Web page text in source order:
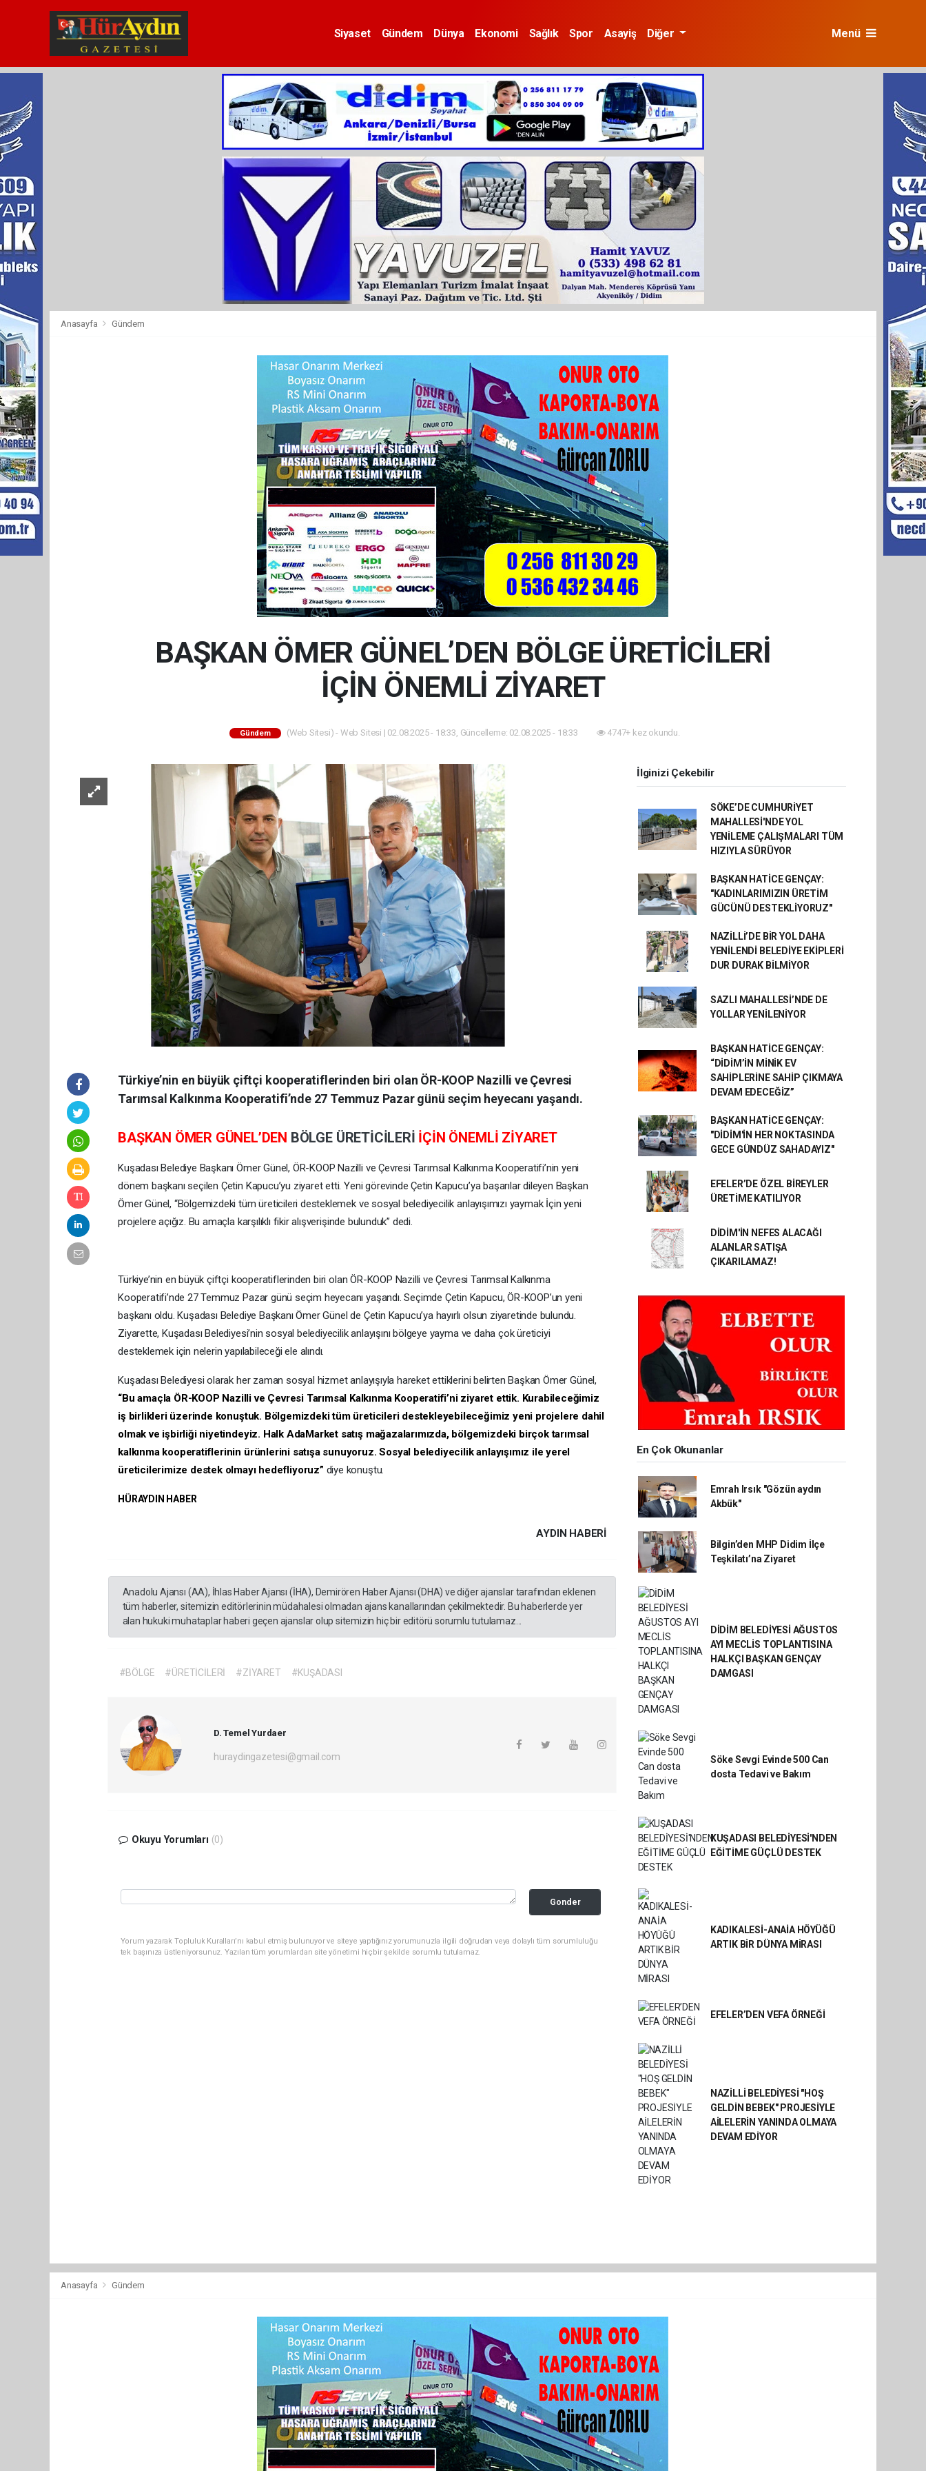
Siyaset Gündem Dünya Ekonomi Sağlık Spor Asayiş Diğer Menü
Anasayfa Gündem
BAŞKAN ÖMER GÜNEL’DEN BÖLGE ÜRETİCİLERİ
İÇİN ÖNEMLİ ZİYARET
Gündem (Web Sitesi) - Web Sitesi | 02.08.2025 - 18:33, Güncelleme: 02.08.2025 - 18:33 4747+ kez okundu.
Türkiye’nin en büyük çiftçi kooperatiflerinden biri olan ÖR-KOOP Nazilli ve Çevresi
Tarımsal Kalkınma Kooperatifi’nde 27 Temmuz Pazar günü seçim heyecanı yaşandı.
BAŞKAN ÖMER GÜNEL’DEN BÖLGE ÜRETİCİLERİ İÇİN ÖNEMLİ ZİYARET
Kuşadası Belediye Başkanı Ömer Günel, ÖR-KOOP Nazilli ve Çevresi Tarımsal Kalkınma Kooperatifi’nin yeni
dönem başkanı seçilen Çetin Kapucu’yu ziyaret etti. Yeni görevinde Çetin Kapucu’ya başarılar dileyen Başkan
Ömer Günel, “Bölgemizdeki tüm üreticileri desteklemek ve sosyal belediyecilik anlayışımızı yaymak İçin yeni
projelere açığız. Bu amaçla karşılıklı fikir alışverişinde bulunduk” dedi.
Türkiye’nin en büyük çiftçi kooperatiflerinden biri olan ÖR-KOOP Nazilli ve Çevresi Tarımsal Kalkınma
Kooperatifi’nde 27 Temmuz Pazar günü seçim heyecanı yaşandı. Seçimde Çetin Kapucu, ÖR-KOOP’un yeni
başkanı oldu. Kuşadası Belediye Başkanı Ömer Günel de Çetin Kapucu’ya hayırlı olsun ziyaretinde bulundu.
Ziyarette, Kuşadası Belediyesi’nin sosyal belediyecilik anlayışını bölgeye yayma ve daha çok üreticiyi
desteklemek için nelerin yapılabileceği ele alındı.
Kuşadası Belediyesi olarak her zaman sosyal hizmet anlayışıyla hareket ettiklerini belirten Başkan Ömer Günel,
“Bu amaçla ÖR-KOOP Nazilli ve Çevresi Tarımsal Kalkınma Kooperatifi’ni ziyaret ettik. Kurabileceğimiz
iş birlikleri üzerinde konuştuk. Bölgemizdeki tüm üreticileri destekleyebileceğimiz yeni projelere dahil
olmak ve işbirliği niyetindeyiz. Halk AdaMarket satış mağazalarımızda, bölgemizdeki birçok tarımsal
kalkınma kooperatiflerinin ürünlerini satışa sunuyoruz. Sosyal belediyecilik anlayışımız ile yerel
üreticilerimize destek olmayı hedefliyoruz” diye konuştu.
HÜRAYDIN HABER
AYDIN HABERİ
Anadolu Ajansı (AA), İhlas Haber Ajansı (İHA), Demirören Haber Ajansı (DHA) ve diğer ajanslar tarafından eklenen
tüm haberler, sitemizin editörlerinin müdahalesi olmadan ajans kanallarından çekilmektedir. Bu haberlerde yer
alan hukuki muhataplar haberi geçen ajanslar olup sitemizin hiç bir editörü sorumlu tutulamaz...
#BÖLGE #ÜRETİCİLERİ #ZİYARET #KUŞADASI
D. Temel Yurdaer
huraydingazetesi@gmail.com
Okuyu Yorumları (0)
Gonder
Yorum yazarak Topluluk Kuralları’nı kabul etmiş bulunuyor ve siteye yaptığınız yorumunuzla ilgili doğrudan veya dolaylı tüm sorumluluğu
tek başınıza üstleniyorsunuz. Yazılan tüm yorumlardan site yönetimi hiçbir şekilde sorumlu tutulamaz.
İlginizi Çekebilir
SÖKE’DE CUMHURİYET
MAHALLESİ'NDE YOL
YENİLEME ÇALIŞMALARI TÜM
HIZIYLA SÜRÜYOR
BAŞKAN HATİCE GENÇAY:
"KADINLARIMIZIN ÜRETİM
GÜCÜNÜ DESTEKLİYORUZ"
NAZİLLİ’DE BİR YOL DAHA
YENİLENDİ BELEDİYE EKİPLERİ
DUR DURAK BİLMİYOR
SAZLI MAHALLESİ’NDE DE
YOLLAR YENİLENİYOR
BAŞKAN HATİCE GENÇAY:
“DİDİM’İN MİNİK EV
SAHİPLERİNE SAHİP ÇIKMAYA
DEVAM EDECEĞİZ”
BAŞKAN HATİCE GENÇAY:
"DİDİM'İN HER NOKTASINDA
GECE GÜNDÜZ SAHADAYIZ"
EFELER’DE ÖZEL BİREYLER
ÜRETİME KATILIYOR
DİDİM'İN NEFES ALACAĞI
ALANLAR SATIŞA
ÇIKARILAMAZ!
En Çok Okunanlar
Emrah Irsık "Gözün aydın
Akbük"
Bilgin’den MHP Didim İlçe
Teşkilatı’na Ziyaret
DİDİM BELEDİYESİ AĞUSTOS
AYI MECLİS TOPLANTISINA
HALKÇI BAŞKAN GENÇAY
DAMGASI
Söke Sevgi Evinde 500 Can
dosta Tedavi ve Bakım
KUŞADASI BELEDİYESİ'NDEN
EĞİTİME GÜÇLÜ DESTEK
KADIKALESİ-ANAİA HÖYÜĞÜ
ARTIK BİR DÜNYA MİRASI
EFELER’DEN VEFA ÖRNEĞİ
NAZİLLİ BELEDİYESİ "HOŞ
GELDİN BEBEK" PROJESİYLE
AİLELERİN YANINDA OLMAYA
DEVAM EDİYOR
Anasayfa Gündem